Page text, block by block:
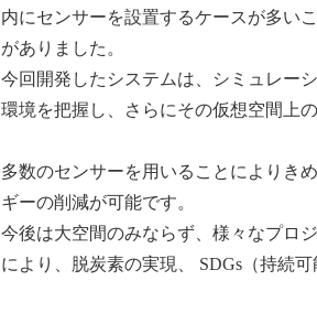
内にセンサーを設置するケースが多い
がありました。
今回開発したシステムは、シミュレー
環境を把握し、さらにその仮想空間上
多数のセンサーを用いることによりき
ギーの削減が可能です。
今後は大空間のみならず、様々なプロ
により、脱炭素の実現、 SDGs（持続